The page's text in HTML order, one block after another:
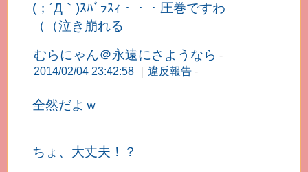
(；´Д｀)ｽﾊﾞﾗｽｨ・・・圧巻ですわ
（（泣き崩れる
むらにゃん＠永遠にさようなら -
2014/02/04 23:42:58
｜ 違反報告 -
全然だよｗ
ちょ、大丈夫！？